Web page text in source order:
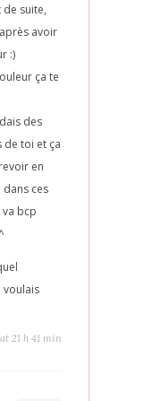
de suite,
avoir
:)
ça te
des
de toi et ça
en
ces
bcp
21 h 41 min